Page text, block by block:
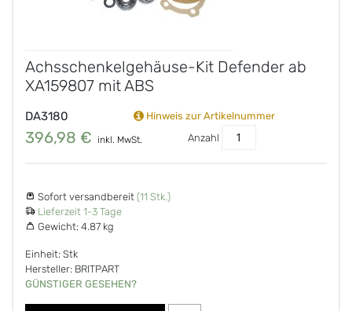
Achsschenkelgehäuse-Kit Defender ab
XA159807 mit ABS
DA3180 Hinweis zur Artikelnummer
396,98 € inkl. MwSt. Anzahl
Sofort versandbereit (11 Stk.)
Lieferzeit 1-3 Tage
Gewicht: 4.87 kg
Einheit: Stk
Hersteller: BRITPART
GÜNSTIGER GESEHEN?